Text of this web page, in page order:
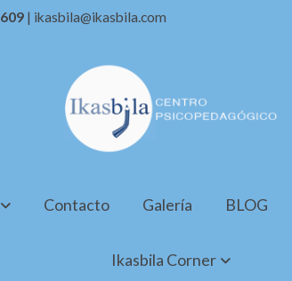
| ikasbila@ikasbila.com
Contacto Galería BLOG
Ikasbila Corner